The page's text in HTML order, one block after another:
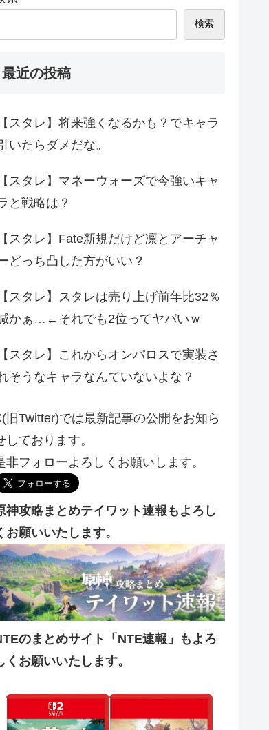
検索
最近の投稿
【スタレ】将来強くなるかも？でキャラ
いたらダメだな。
【スタレ】マネーウォーズで今強いキャ
と戦略は？
【スタレ】Fate新規だけど凛とアーチャ
どっち凸した方がいい？
【スタレ】スタレは売り上げ前年比32％
かぁ…←それでも2位ってヤバいｗ
【スタレ】これからオンパロスで実装さ
そうなキャラなんていないよな？
旧Twitter)では最新記事の公開をお知ら
しております。
非フォローよろしくお願いします。
神攻略まとめテイワット速報もよろし
お願いいたします。
のまとめサイト「NTE速報」もよろ
くお願いいたします。